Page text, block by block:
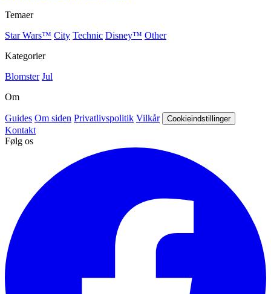
Temaer
Star Wars™ City Technic Disney™ Other
Kategorier
Blomster Jul
Om
Guides Om siden Privatlivspolitik Vilkår Cookieindstillinger
Kontakt
Følg os